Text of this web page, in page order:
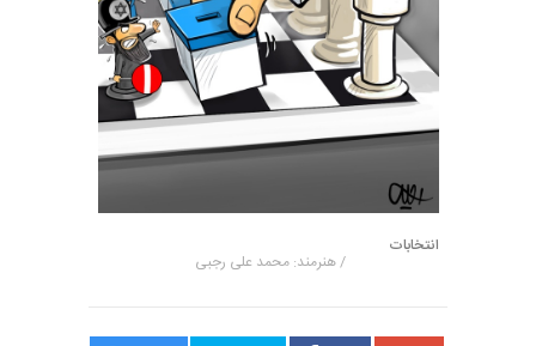
انتخابات
/ هنرمند: محمد علی رجبی